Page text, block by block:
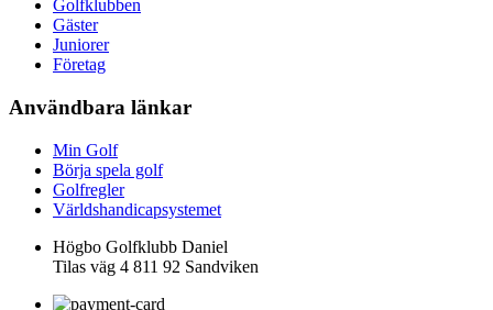
Golfklubben
Gäster
Juniorer
Företag
Användbara länkar
Min Golf
Börja spela golf
Golfregler
Världshandicapsystemet
Högbo Golfklubb Daniel
Tilas väg 4 811 92 Sandviken